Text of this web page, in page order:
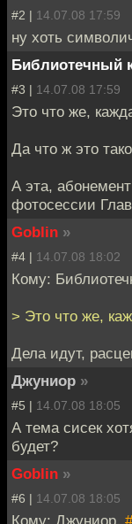
#2 | 14.07.08 17:59
ну хоть
Библиотечный
#3 | 14.07.08 17:59
Это что же,
Да что ж это
А эта,
фотосессии
Goblin »
#4 | 14.07.08 18:02
Кому:
> Это что же,
Дела идут,
Джуниор »
#5 | 14.07.08 18:05
А тема сисек
будет?
Goblin »
#6 | 14.07.08 18:05
Кому: Джуниор,